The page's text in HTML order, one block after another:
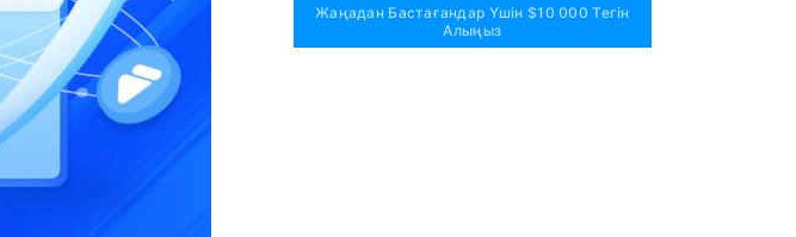
Жаңадан Бастағандар Үшін $10 000 Тегін
Алыңыз